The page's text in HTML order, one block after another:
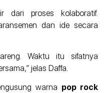
dari proses kolaboratif.
dan ide secara
Waktu itu sifatnya
jelas Daffa.
warna pop rock